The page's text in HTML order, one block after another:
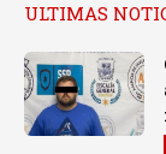
ULTIMAS